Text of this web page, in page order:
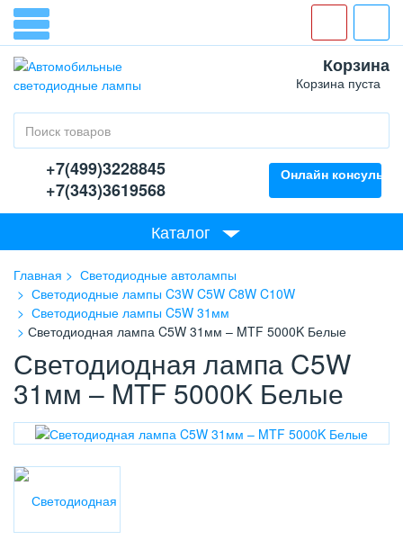
Корзина
Корзина пуста
+7(499)3228845
+7(343)3619568
Онлайн
Каталог
Главная
Светодиодные автолампы
Светодиодные лампы C3W C5W C8W C10W
Светодиодные лампы C5W 31мм
Светодиодная лампа C5W 31мм – MTF 5000K Белые
Светодиодная лампа C5W
31мм – MTF 5000K Белые